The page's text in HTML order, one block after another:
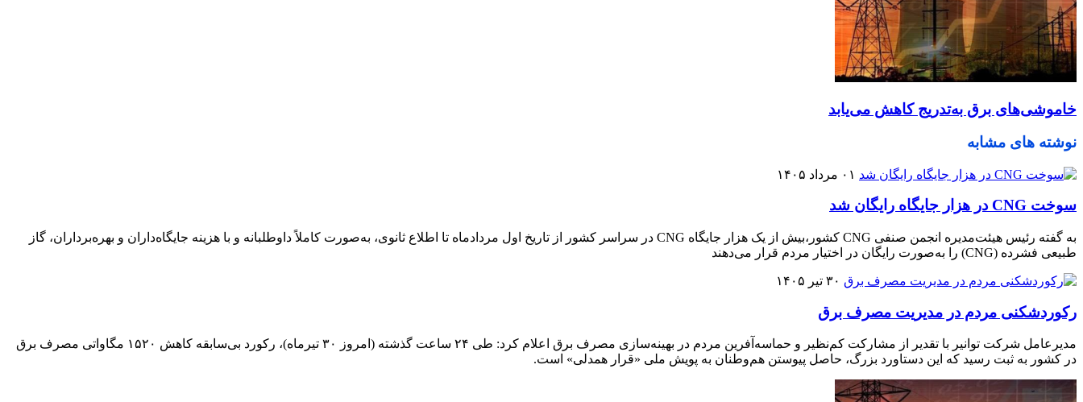
خاموشی‌های برق به‌تدریج کاهش می‌یابد
نوشته های مشابه
۰۱ مرداد ۱۴۰۵
سوخت CNG در هزار جایگاه رایگان شد
به گفته رئیس هیئت‌مدیره انجمن صنفی CNG کشور،بیش از یک هزار جایگاه CNG در سراسر کشور از تاریخ اول مردادماه تا اطلاع ثانوی، به‌صورت کاملاً داوطلبانه و با هزینه جایگاه‌داران و بهره‌برداران، گاز
طبیعی فشرده (CNG) را به‌صورت رایگان در اختیار مردم قرار می‌دهند
۳۰ تیر ۱۴۰۵
رکوردشکنی مردم در مدیریت مصرف برق
مدیرعامل شرکت توانیر با تقدیر از مشارکت کم‌نظیر و حماسه‌آفرین مردم در بهینه‌سازی مصرف برق اعلام کرد: طی ۲۴ ساعت گذشته (امروز ۳۰ تیرماه)، رکورد بی‌سابقه کاهش ۱۵۲۰ مگاواتی مصرف برق
در کشور به ثبت رسید که این دستاورد بزرگ، حاصل پیوستن هم‌وطنان به پویش ملی «قرار همدلی» است.